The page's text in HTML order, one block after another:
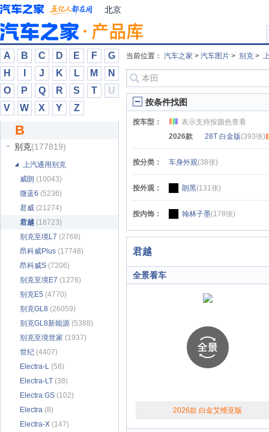
北京
A B C D E F
G
H
J K L M
N
O
P Q R S T
U
V
W X Y Z
北汽新能源(6791)
奔驰(682180)
奔腾 (70861)
本田
(230010)
比德文汽车(150)
比克汽车(7)
比速汽车(2421)
比亚迪(307459)
标致
别克(177819)
上汽通用别克
威朗 (10043)
微蓝6 (5236)
君威 (21274)
君越 (18723)
别克至境L7 (2768)
昂科威Plus (17748)
昂科威S (7206)
别克至境E7 (1276)
别克E5 (4770)
别克GL8 (26059)
别克GL8新能源 (5388)
别克至境世家 (1937)
世纪 (4407)
Electra-L (58)
Electra-LT (38)
Electra GS (102)
Electra (8)
Electra-X (147)
B
当前位置： 汽车之家 > 汽车图片 > 别克 >
按条件找图
按车型：
表示支持按颜色查看
2026款
28T 白金版(393张)
按分类： 车身外观(38张)
按外观： 朗黑(131张)
按内饰： 翰林子墨(178张)
君越
全景看车
2026款 白金艾维亚版